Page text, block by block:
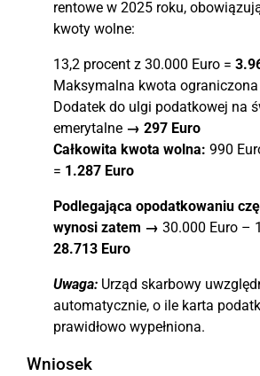
rentowe w 2025 roku,
kwoty wolne:
13,2 procent z 30.000 Euro =
Maksymalna kwota
Dodatek do ulgi podatkowej na
emerytalne → 297 Euro
Całkowita kwota wolna: 990
= 1.287 Euro
Podlegająca opodatkowaniu
wynosi zatem → 30.000 Euro –
28.713 Euro
Uwaga: Urząd skarbowy
automatycznie, o ile karta
prawidłowo wypełniona.
Wniosek